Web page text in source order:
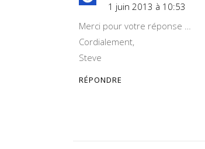
1 juin 2013 à 10:53
Merci pour votre réponse …
Cordialement,
Steve
RÉPONDRE